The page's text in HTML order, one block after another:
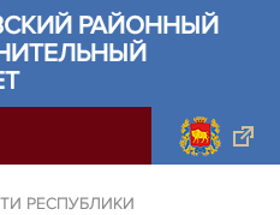
РАЙОННЫЙ
РЕСПУБЛИКИ